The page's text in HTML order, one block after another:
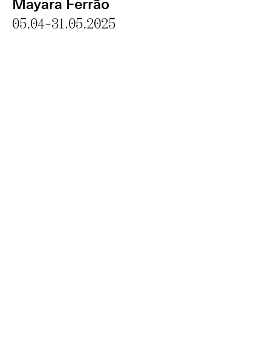
05.04-31.05.2025